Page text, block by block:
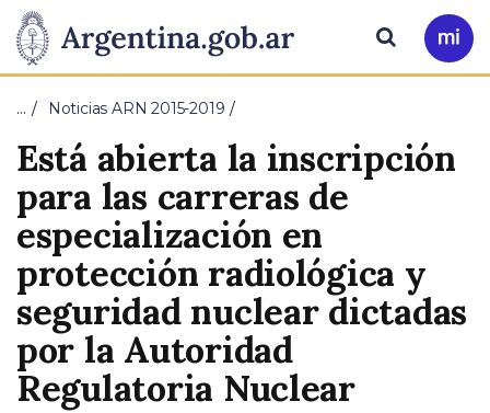
Presidencia
de
la
Nación
Pasar al contenido principal
Ir
a
Buscar
… Noticias ARN 2015-2019
Está abierta la inscripción
para las carreras de
especialización en
protección radiológica y
seguridad nuclear dictadas
por la Autoridad
Regulatoria Nuclear